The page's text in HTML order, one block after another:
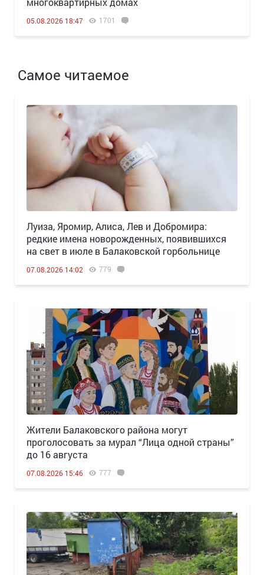
05.08.2026 18:47 1701
Самое читаемое
Луиза, Яромир, Алиса, Лев и Добромира:
редкие имена новорожденных, появившихся
на свет в июле в Балаковской горбольнице
07.08.2026 14:02 779
Жители Балаковского района могут
проголосовать за мурал “Лица одной страны”
до 16 августа
07.08.2026 15:46 777